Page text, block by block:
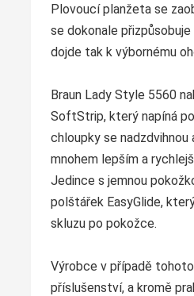
Plovoucí planžeta se
se dokonale
dojde tak k výbornému
Braun Lady Style 5560
SoftStrip, který napíná
chloupky se nadzdvihnou
mnohem lepším a
Jedince s jemnou
polštářek EasyGlide,
skluzu po pokožce.
Výrobce v případě
příslušenství, a kromě